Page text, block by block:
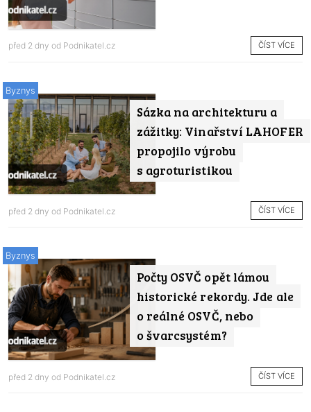
před 2 dny od Podnikatel.cz ČÍST VÍCE
Sázka na architekturu a
zážitky: Vinařství LAHOFER
propojilo výrobu
s agroturistikou
Byznys
před 2 dny od Podnikatel.cz ČÍST VÍCE
Počty OSVČ opět lámou
historické rekordy. Jde ale
o reálné OSVČ, nebo
o švarcsystém?
Byznys
před 2 dny od Podnikatel.cz ČÍST VÍCE